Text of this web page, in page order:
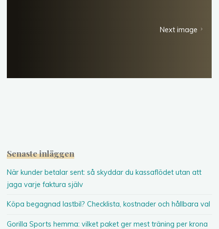
Next image
Senaste inläggen
När kunder betalar sent: så skyddar du kassaflödet utan att
jaga varje faktura själv
Köpa begagnad lastbil? Checklista, kostnader och hållbara val
Gorilla Sports hemma: vilket paket ger mest träning per krona